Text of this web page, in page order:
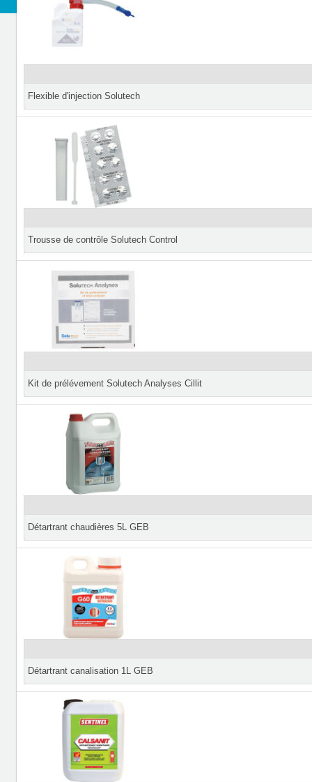
Flexible d'injection Solutech
Trousse de contrôle Solutech Control
Kit de prélévement Solutech Analyses Cillit
Détartrant chaudières 5L GEB
Détartrant canalisation 1L GEB